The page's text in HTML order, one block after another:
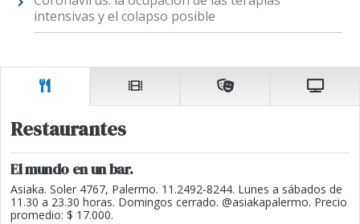
intensivas y el colapso posible
Restaurantes
El mundo en un bar.
Asiaka. Soler 4767, Palermo. 11.2492-8244. Lunes a sábados de
11.30 a 23.30 horas. Domingos cerrado. @asiakapalermo. Precio
promedio: $ 17.000.